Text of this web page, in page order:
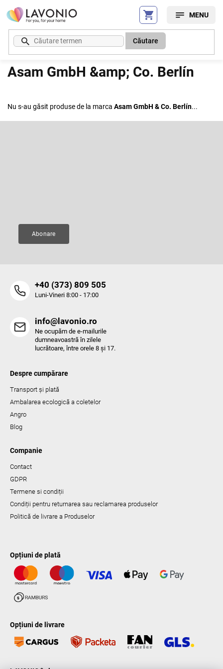
Treci
conținut
Căutare
Asam GmbH &amp; Co. Berlín
Nu s-au găsit produse de la marca Asam GmbH & Co. Berlín...
Abonare
‭+40 (373) 809 505‬
Luni-Vineri 8:00 - 17:00
info@lavonio.ro
Ne ocupăm de e-mailurile
dumneavoastră în zilele
lucrătoare, între orele 8 și 17.
Despre cumpărare
Transport și plată
Ambalarea ecologică a coletelor
Angro
Blog
Companie
Contact
GDPR
Termene si condiții
Condiții pentru returnarea sau reclamarea produselor
Politică de livrare a Produselor
Opțiuni de plată
Opțiuni de livrare